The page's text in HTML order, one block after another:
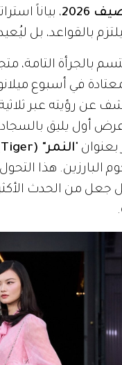
2026
، بياناً
بالقواعد، بل
بالجرأة التامة،
في أسبوع
عن رؤيته عبر
أول يليق
"النمر" (Tiger)
البارزين. هذا
من الحدث الأكثر